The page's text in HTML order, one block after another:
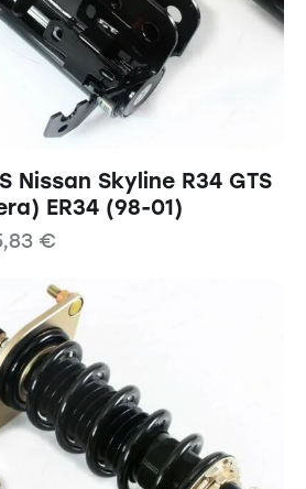
Nissan Skyline R34 GTS
ER34 (98-01)
€